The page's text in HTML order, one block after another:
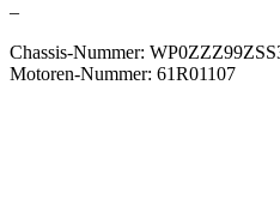
–
Chassis-Nummer:
Motoren-Nummer: 61R01107